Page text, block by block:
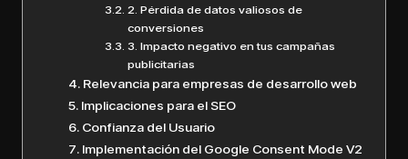
2. Pérdida de datos valiosos de
conversiones
3. Impacto negativo en tus campañas
publicitarias
Relevancia para empresas de desarrollo web
Implicaciones para el SEO
Confianza del Usuario
Implementación del Google Consent Mode V2